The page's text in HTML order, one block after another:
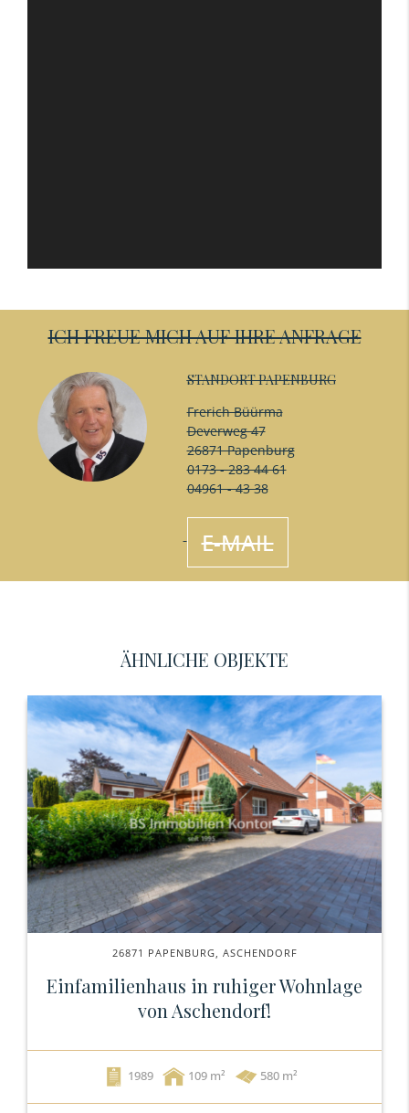
ICH FREUE MICH AUF IHRE ANFRAGE
STANDORT PAPENBURG
Frerich Büürma
Deverweg 47
26871 Papenburg
0173 - 283 44 61
04961 - 43 38
E-MAIL
ÄHNLICHE OBJEKTE
26871 PAPENBURG, ASCHENDORF
Einfamilienhaus in ruhiger Wohnlage
von Aschendorf!
1989 109 580 m²